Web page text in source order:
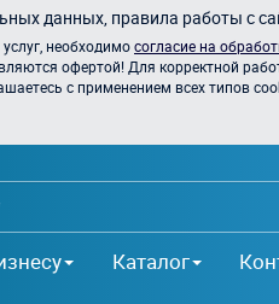
данных, правила работы с
необходимосогласие на
офертой! Для корректной
с применением всех типов
Каталог